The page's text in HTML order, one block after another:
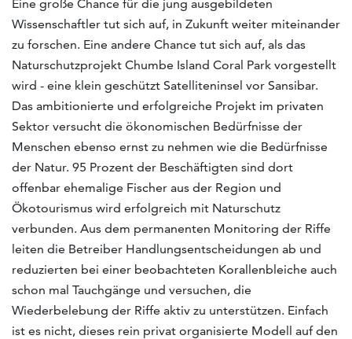
Eine große Chance für die jung ausgebildeten
Wissenschaftler tut sich auf, in Zukunft weiter miteinander
zu forschen. Eine andere Chance tut sich auf, als das
Naturschutzprojekt Chumbe Island Coral Park vorgestellt
wird - eine klein geschützt Satelliteninsel vor Sansibar.
Das ambitionierte und erfolgreiche Projekt im privaten
Sektor versucht die ökonomischen Bedürfnisse der
Menschen ebenso ernst zu nehmen wie die Bedürfnisse
der Natur. 95 Prozent der Beschäftigten sind dort
offenbar ehemalige Fischer aus der Region und
Ökotourismus wird erfolgreich mit Naturschutz
verbunden. Aus dem permanenten Monitoring der Riffe
leiten die Betreiber Handlungsentscheidungen ab und
reduzierten bei einer beobachteten Korallenbleiche auch
schon mal Tauchgänge und versuchen, die
Wiederbelebung der Riffe aktiv zu unterstützen. Einfach
ist es nicht, dieses rein privat organisierte Modell auf den